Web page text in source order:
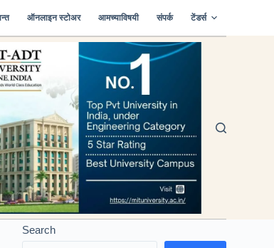
ऑनलाइन स्टोअर आमच्याविषयी संपर्क टेंडर्स
Search